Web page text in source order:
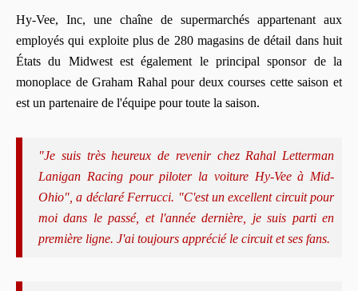
Hy-Vee, Inc, une chaîne de supermarchés appartenant aux
employés qui exploite plus de 280 magasins de détail dans huit
États du Midwest est également le principal sponsor de la
monoplace de Graham Rahal pour deux courses cette saison et
est un partenaire de l'équipe pour toute la saison.
"Je suis très heureux de revenir chez Rahal Letterman
Lanigan Racing pour piloter la voiture Hy-Vee à Mid-
Ohio", a déclaré Ferrucci. "C'est un excellent circuit pour
moi dans le passé, et l'année dernière, je suis parti en
première ligne. J'ai toujours apprécié le circuit et ses fans.